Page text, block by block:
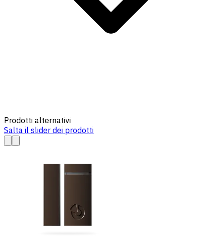
Prodotti alternativi
Salta il slider dei prodotti